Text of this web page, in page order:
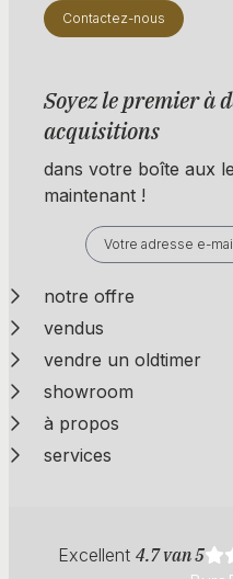
Contactez-nous
Soyez le premier à
acquisitions
dans votre boîte aux
maintenant !
notre offre
vendus
vendre un oldtimer
showroom
à propos
services
Excellent 4.7 van 5